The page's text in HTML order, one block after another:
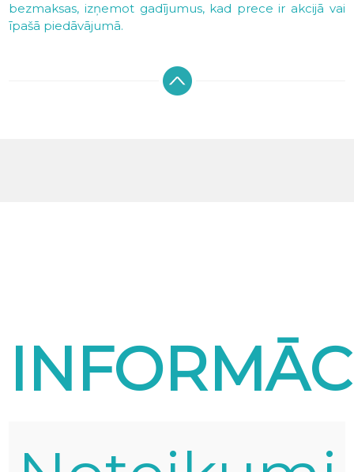
bezmaksas, izņemot gadījumus, kad prece ir akcijā vai
īpašā piedāvājumā.